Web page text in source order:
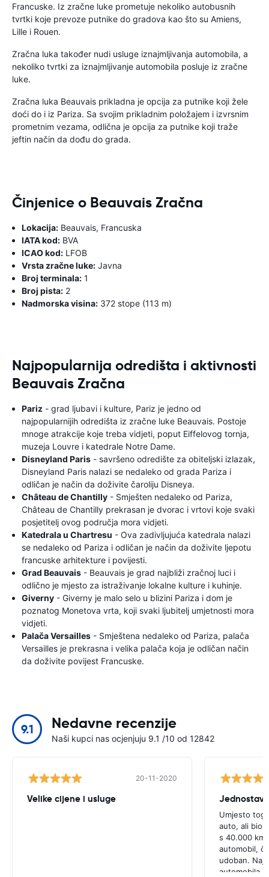
Francuske. Iz zračne luke prometuje nekoliko autobusnih
tvrtki koje prevoze putnike do gradova kao što su Amiens,
Lille i Rouen.
Zračna luka također nudi usluge iznajmljivanja automobila, a
nekoliko tvrtki za iznajmljivanje automobila posluje iz zračne
luke.
Zračna luka Beauvais prikladna je opcija za putnike koji žele
doći do i iz Pariza. Sa svojim prikladnim položajem i izvrsnim
prometnim vezama, odlična je opcija za putnike koji traže
jeftin način da dođu do grada.
Činjenice o Beauvais Zračna
Lokacija: Beauvais, Francuska
IATA kod: BVA
ICAO kod: LFOB
Vrsta zračne luke: Javna
Broj terminala: 1
Broj pista: 2
Nadmorska visina: 372 stope (113 m)
Najpopularnija odredišta i aktivnosti
Beauvais Zračna
Pariz - grad ljubavi i kulture, Pariz je jedno od
najpopularnijih odredišta iz zračne luke Beauvais. Postoje
mnoge atrakcije koje treba vidjeti, poput Eiffelovog tornja,
muzeja Louvre i katedrale Notre Dame.
Disneyland Paris - savršeno odredište za obiteljski izlazak,
Disneyland Paris nalazi se nedaleko od grada Pariza i
odličan je način da doživite čaroliju Disneya.
Château de Chantilly - Smješten nedaleko od Pariza,
Château de Chantilly prekrasan je dvorac i vrtovi koje svaki
posjetitelj ovog područja mora vidjeti.
Katedrala u Chartresu - Ova zadivljujuća katedrala nalazi
se nedaleko od Pariza i odličan je način da doživite ljepotu
francuske arhitekture i povijesti.
Grad Beauvais - Beauvais je grad najbliži zračnoj luci i
odlično je mjesto za istraživanje lokalne kulture i kuhinje.
Giverny - Giverny je malo selo u blizini Pariza i dom je
poznatog Monetova vrta, koji svaki ljubitelj umjetnosti mora
vidjeti.
Palača Versailles - Smještena nedaleko od Pariza, palača
Versailles je prekrasna i velika palača koja je odličan način
da doživite povijest Francuske.
9.1 Nedavne recenzije
Naši kupci nas ocjenjuju 9.1 /10 od 12842
20-11-2020
Velike cijene i usluge
Umjesto
auto, ali bio
s 40.000 km
automobil,
udoban.
automobila